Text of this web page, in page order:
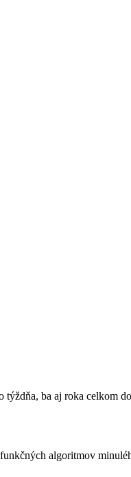
ba aj roka celkom
algoritmov